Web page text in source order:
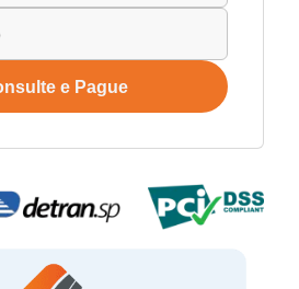
e Pague